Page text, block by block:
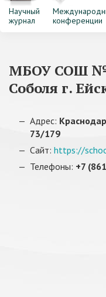
Научный
журнал
конференции
МБОУ СОШ №
Соболя г.
Адрес:
73/179
Сайт: https://
Телефоны: +7